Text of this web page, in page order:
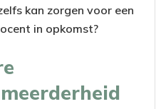
kan zorgen voor een
in opkomst?